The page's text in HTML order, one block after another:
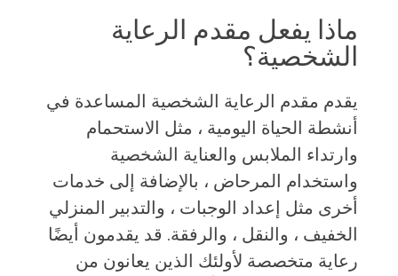
ماذا يفعل مقدم الرعاية
الشخصية؟
يقدم مقدم الرعاية الشخصية المساعدة في
أنشطة الحياة اليومية ، مثل الاستحمام
وارتداء الملابس والعناية الشخصية
واستخدام المرحاض ، بالإضافة إلى خدمات
أخرى مثل إعداد الوجبات ، والتدبير المنزلي
الخفيف ، والنقل ، والرفقة. قد يقدمون أيضًا
رعاية متخصصة لأولئك الذين يعانون من